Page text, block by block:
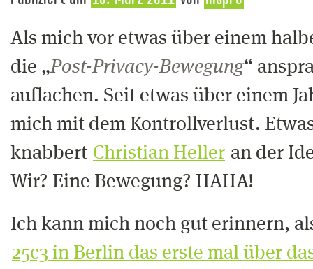
Als mich vor etwas über einem
die „Post-Privacy-Bewegung“
auflachen. Seit etwas über einem
mich mit dem Kontrollverlust.
knabbert Christian Heller an der
Wir? Eine Bewegung? HAHA!
Ich kann mich noch gut erinnern,
25c3 in Berlin das erste mal über